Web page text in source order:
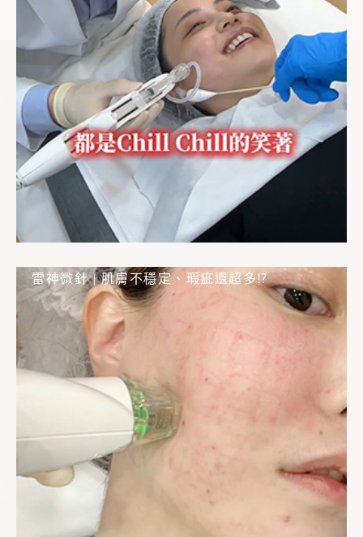
雷神微針 | 肌膚不穩定、瑕疵還超多⁉️